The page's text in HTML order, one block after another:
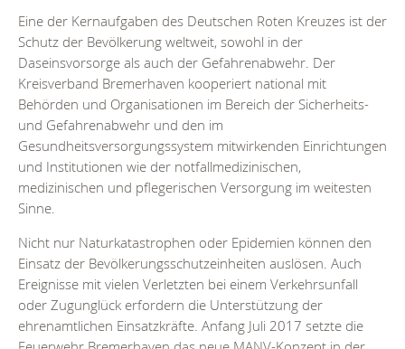
Eine der Kernaufgaben des Deutschen Roten Kreuzes ist der
Schutz der Bevölkerung weltweit, sowohl in der
Daseinsvorsorge als auch der Gefahrenabwehr. Der
Kreisverband Bremerhaven kooperiert national mit
Behörden und Organisationen im Bereich der Sicherheits-
und Gefahrenabwehr und den im
Gesundheitsversorgungssystem mitwirkenden Einrichtungen
und Institutionen wie der notfallmedizinischen,
medizinischen und pflegerischen Versorgung im weitesten
Sinne.
Nicht nur Naturkatastrophen oder Epidemien können den
Einsatz der Bevölkerungsschutzeinheiten auslösen. Auch
Ereignisse mit vielen Verletzten bei einem Verkehrsunfall
oder Zugunglück erfordern die Unterstützung der
ehrenamtlichen Einsatzkräfte. Anfang Juli 2017 setzte die